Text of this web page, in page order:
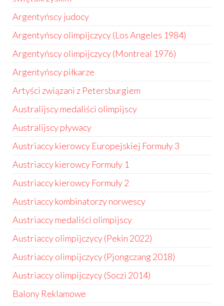
Argentyńscy judocy
Argentyńscy olimpijczycy (Los Angeles 1984)
Argentyńscy olimpijczycy (Montreal 1976)
Argentyńscy piłkarze
Artyści związani z Petersburgiem
Australijscy medaliści olimpijscy
Australijscy pływacy
Austriaccy kierowcy Europejskiej Formuły 3
Austriaccy kierowcy Formuły 1
Austriaccy kierowcy Formuły 2
Austriaccy kombinatorzy norwescy
Austriaccy medaliści olimpijscy
Austriaccy olimpijczycy (Pekin 2022)
Austriaccy olimpijczycy (Pjongczang 2018)
Austriaccy olimpijczycy (Soczi 2014)
Balony Reklamowe